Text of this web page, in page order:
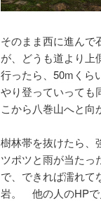
そのまま西に進んで
が、どうも道より上
行ったら、50mく
やり登っていって
こから八巻山へと向
樹林帯を抜けたら
ツポツと雨が当た
で、できれば濡れ
岩。 他の人のHPで